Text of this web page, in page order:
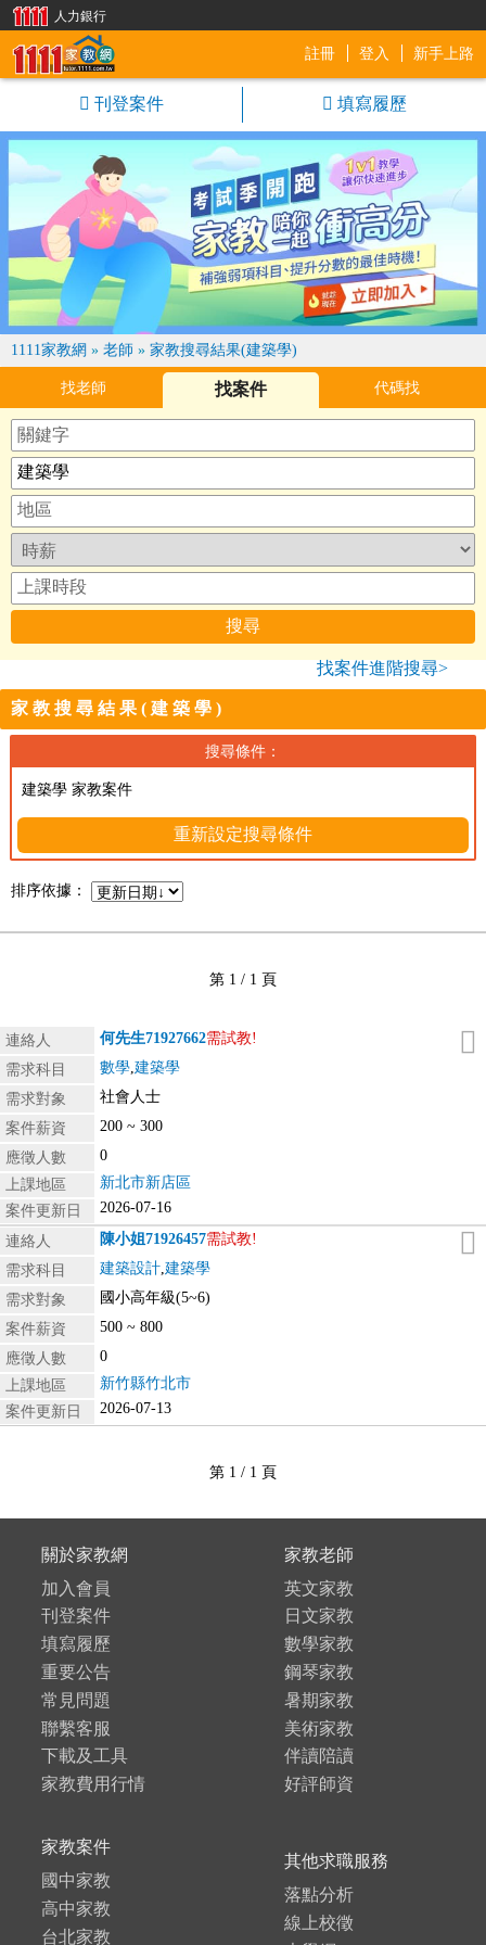
註冊 登入 新手上路
刊登案件 填寫履歷
1111家教網 » 老師 » 家教搜尋結果(建築學)
找老師 找案件 代碼找
找案件進階搜尋>
家教搜尋結果(建築學)
搜尋條件：
建築學 家教案件
重新設定搜尋條件
排序依據：
第 1 / 1 頁
連絡人 何先生71927662需試教!
需求科目
數學 建築學
需求對象
社會人士
案件薪資
200 ~ 300
應徵人數
0
上課地區
新北市新店區
案件更新日
2026-07-16
連絡人 陳小姐71926457需試教!
需求科目
建築設計 建築學
需求對象
國小高年級(5~6)
案件薪資
500 ~ 800
應徵人數
0
上課地區
新竹縣竹北市
案件更新日
2026-07-13
第 1 / 1 頁
關於家教網
加入會員
刊登案件
填寫履歷
重要公告
常見問題
聯繫客服
下載及工具
家教費用行情
家教老師
英文家教
日文家教
數學家教
鋼琴家教
暑期家教
美術家教
伴讀陪讀
好評師資
家教案件
國中家教
高中家教
台北家教
其他求職服務
落點分析
線上校徵
人力銀行